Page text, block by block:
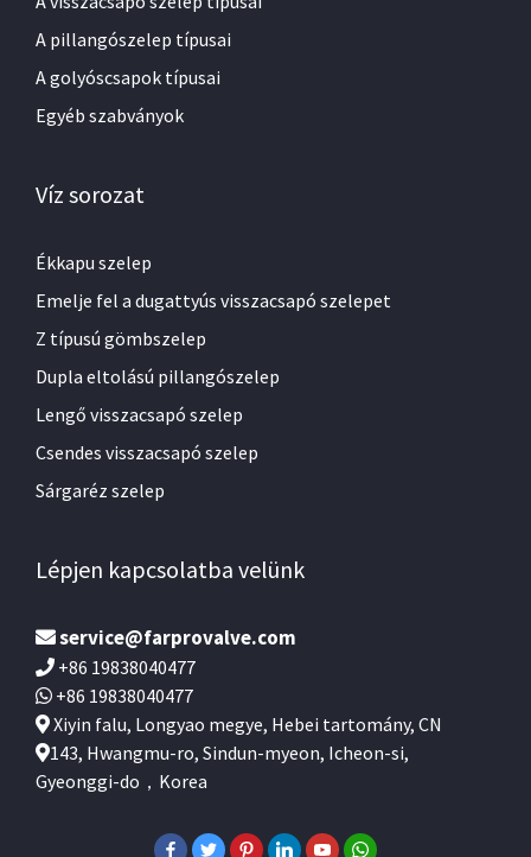
A pillangószelep típusai
A golyóscsapok típusai
Egyéb szabványok
Víz sorozat
Ékkapu szelep
Emelje fel a dugattyús visszacsapó szelepet
Z típusú gömbszelep
Dupla eltolású pillangószelep
Lengő visszacsapó szelep
Csendes visszacsapó szelep
Sárgaréz szelep
Lépjen kapcsolatba velünk
service@farprovalve.com
+86 19838040477
+86 19838040477
Xiyin falu, Longyao megye, Hebei tartomány, CN
143, Hwangmu-ro, Sindun-myeon, Icheon-si,
Gyeonggi-do，Korea